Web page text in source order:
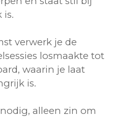
is.
verwerk je de
losmaakte tot
waarin je laat
is.
alleen zin om